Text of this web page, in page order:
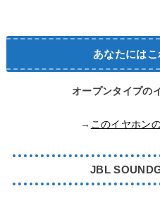
あなたには
オープンタイプの
→ このイヤホン
JBL